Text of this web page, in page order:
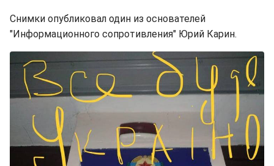
Снимки опубликовал один из основателей
"Информационного сопротивления" Юрий Карин.